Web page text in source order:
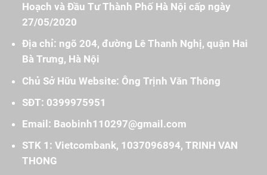
Hoạch và Đầu Tư Thành Phố Hà Nội cấp ngày
27/05/2020
Địa chỉ: ngõ 204, đường Lê Thanh Nghị, quận Hai
Bà Trưng, Hà Nội
Chủ Sở Hữu Website: Ông Trịnh Văn Thông
SĐT: 0399975951
Email: Baobinh110297@gmail.com
STK 1: Vietcombank, 1037096894, TRINH VAN
THONG